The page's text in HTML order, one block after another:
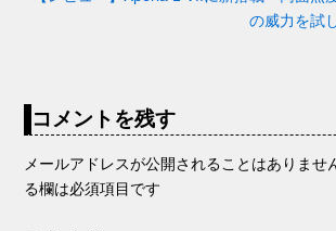
の威力を試
コメントを残す
メールアドレスが公開されることはありませ
る欄は必須項目です